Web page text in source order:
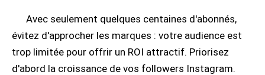
Avec seulement quelques centaines d'abonnés,
évitez d'approcher les marques : votre audience est
trop limitée pour offrir un ROI attractif. Priorisez
d'abord la croissance de vos followers Instagram.